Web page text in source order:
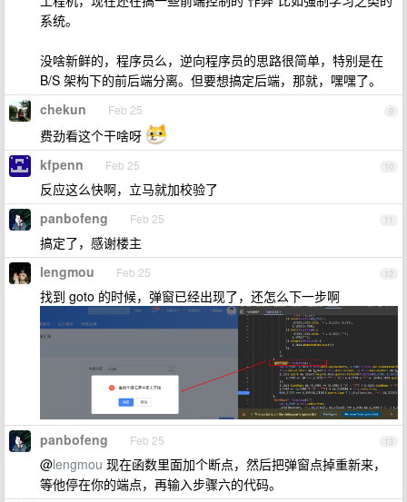
系统。
没啥新鲜的，程序员么，逆向程序员的思路很简单，特别是在
B/S 架构下的前后端分离。但要想搞定后端，那就，嘿嘿了。
9
chekun Feb 25
费劲看这个干啥呀
10
kfpenn Feb 25
反应这么快啊，立马就加校验了
11
panbofeng Feb 25
搞定了，感谢楼主
12
lengmou Feb 25
找到 goto 的时候，弹窗已经出现了，还怎么下一步啊
13
panbofeng Feb 25
@lengmou 现在函数里面加个断点，然后把弹窗点掉重新来，
等他停在你的端点，再输入步骤六的代码。